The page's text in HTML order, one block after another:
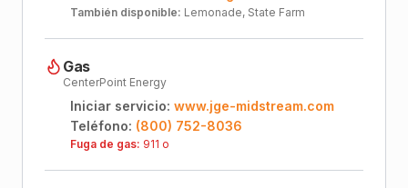
También disponible: Lemonade, State Farm
Gas
CenterPoint Energy
Iniciar servicio: www.jge-midstream.com
Teléfono: (800) 752-8036
Fuga de gas: 911 o